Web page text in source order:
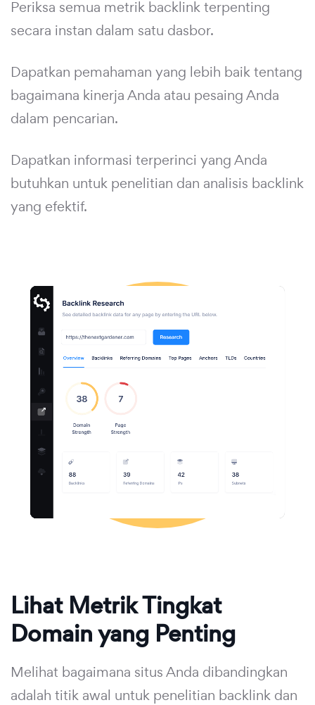
Periksa semua metrik backlink terpenting
secara instan dalam satu dasbor.
Dapatkan pemahaman yang lebih baik tentang
bagaimana kinerja Anda atau pesaing Anda
dalam pencarian.
Dapatkan informasi terperinci yang Anda
butuhkan untuk penelitian dan analisis backlink
yang efektif.
Lihat Metrik Tingkat
Domain yang Penting
Melihat bagaimana situs Anda dibandingkan
adalah titik awal untuk penelitian backlink dan